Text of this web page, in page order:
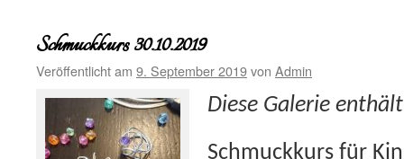
Schmuckkurs 30.10.2019
Veröffentlicht am 9. September 2019von Admin
Diese Galerie
Schmuckkurs für